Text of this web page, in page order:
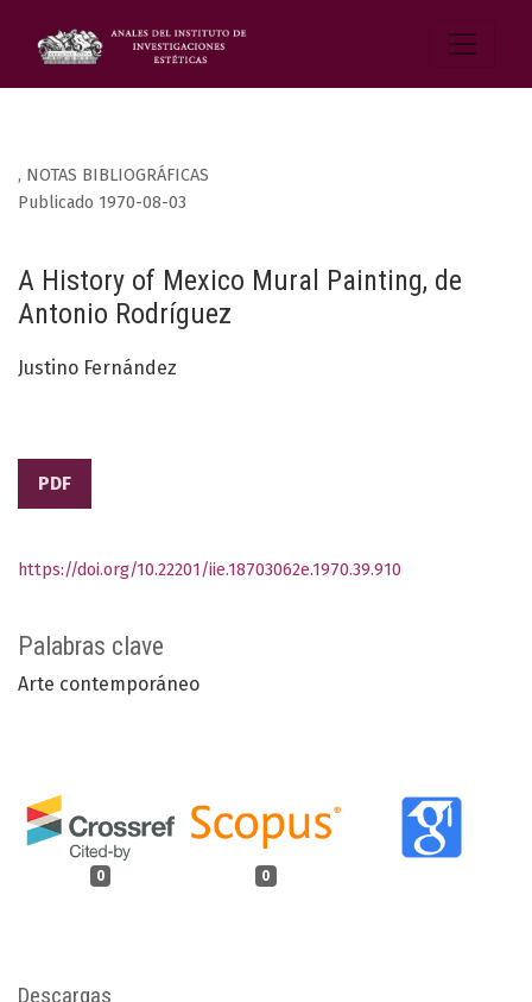
, NOTAS BIBLIOGRÁFICAS
A History of Mexico Mural Painting, de
Antonio Rodríguez
Publicado 1970-08-03
Justino Fernández
PDF
Palabras clave
Arte contemporáneo
0 0
https://doi.org/10.22201/iie.18703062e.1970.39.910
Descargas